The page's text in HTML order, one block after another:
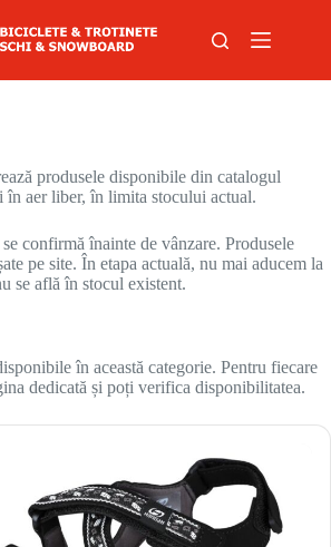
produsele disponibile din catalogul
aer liber, în limita stocului actual.
confirmă înainte de vânzare. Produsele
pe site. În etapa actuală, nu mai aducem la
se află în stocul existent.
în această categorie. Pentru fiecare
dedicată și poți verifica disponibilitatea.